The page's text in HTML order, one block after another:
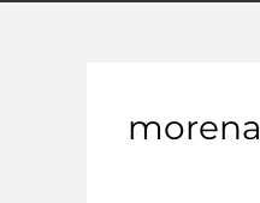
morena